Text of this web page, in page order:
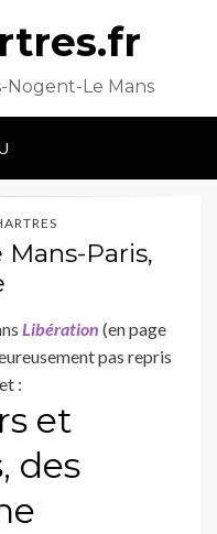
Nogent-Le Mans
Mans-Paris,
Libération (en page
pas repris
:
et
des